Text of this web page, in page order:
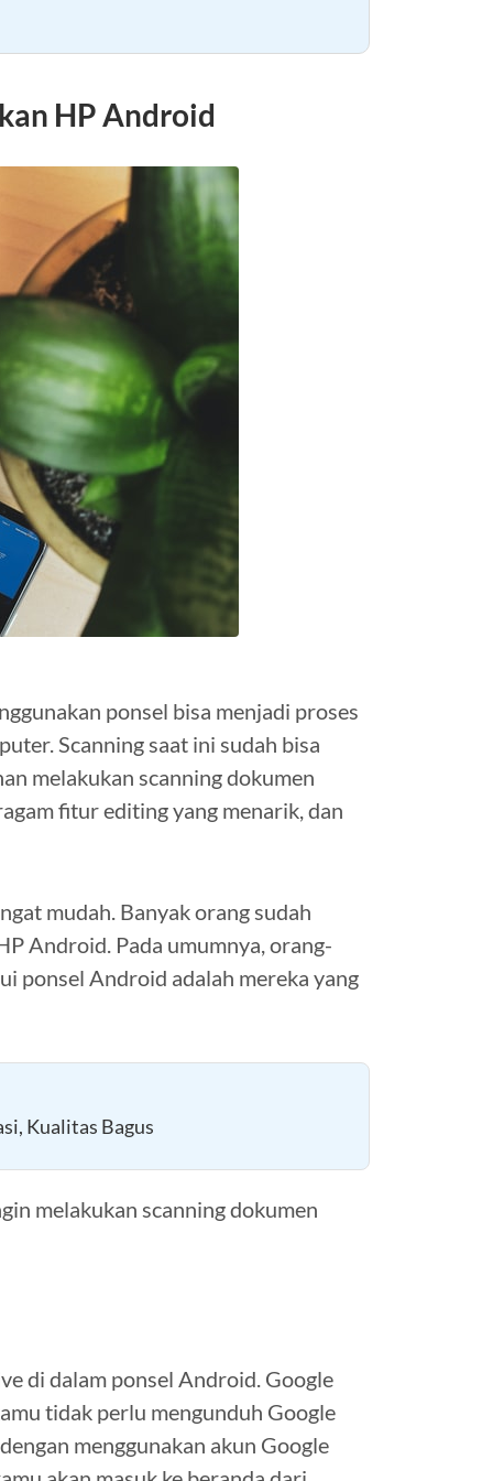
HP Android
ponsel bisa menjadi proses
Scanning saat ini sudah bisa
melakukan scanning dokumen
fitur editing yang menarik, dan
mudah. Banyak orang sudah
Android. Pada umumnya, orang-
ponsel Android adalah mereka yang
Kualitas Bagus
melakukan scanning dokumen
di dalam ponsel Android. Google
tidak perlu mengunduh Google
menggunakan akun Google